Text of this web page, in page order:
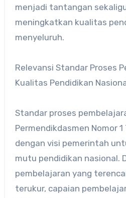
menjadi tantangan
meningkatkan kualitas
menyeluruh.
Relevansi Standar Proses
Kualitas Pendidikan
Standar proses
Permendikdasmen Nomor
dengan visi pemerintah
mutu pendidikan nasional.
pembelajaran yang
terukur, capaian